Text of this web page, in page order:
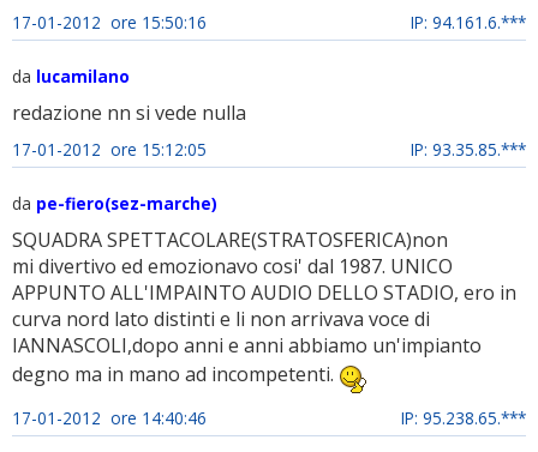
17-01-2012 ore 15:50:16 IP: 94.161.6.***
da lucamilano
redazione nn si vede nulla
17-01-2012 ore 15:12:05 IP: 93.35.85.***
da pe-fiero(sez-marche)
SQUADRA SPETTACOLARE(STRATOSFERICA)non
mi divertivo ed emozionavo cosi' dal 1987. UNICO
APPUNTO ALL'IMPAINTO AUDIO DELLO STADIO, ero in
curva nord lato distinti e li non arrivava voce di
IANNASCOLI,dopo anni e anni abbiamo un'impianto
degno ma in mano ad incompetenti.
17-01-2012 ore 14:40:46 IP: 95.238.65.***